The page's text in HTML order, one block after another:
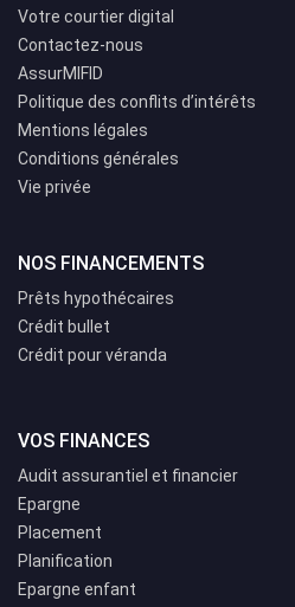
Votre courtier digital
Contactez-nous
AssurMIFID
Politique des conflits d’intérêts
Mentions légales
Conditions générales
Vie privée
NOS FINANCEMENTS
Prêts hypothécaires
Crédit bullet
Crédit pour véranda
VOS FINANCES
Audit assurantiel et financier
Epargne
Placement
Planification
Epargne enfant